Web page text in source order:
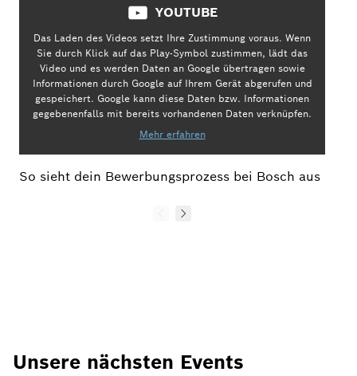
YOUTUBE
Das Laden des Videos setzt Ihre Zustimmung voraus. Wenn
Sie durch Klick auf das Play-Symbol zustimmen, lädt das
Video und es werden Daten an Google übertragen sowie
Informationen durch Google auf Ihrem Gerät abgerufen und
gespeichert. Google kann diese Daten bzw. Informationen
gegebenenfalls mit bereits vorhandenen Daten verknüpfen.
Mehr erfahren
So sieht dein Bewerbungsprozess bei Bosch aus
Unsere nächsten Events